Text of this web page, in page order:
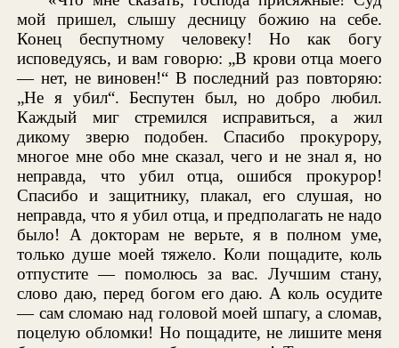
мой пришел, слышу десницу божию на себе.
Конец беспутному человеку! Но как богу
исповедуясь, и вам говорю: „В крови отца моего
— нет, не виновен!“ В последний раз повторяю:
„Не я убил“. Беспутен был, но добро любил.
Каждый миг стремился исправиться, а жил
дикому зверю подобен. Спасибо прокурору,
многое мне обо мне сказал, чего и не знал я, но
неправда, что убил отца, ошибся прокурор!
Спасибо и защитнику, плакал, его слушая, но
неправда, что я убил отца, и предполагать не надо
было! А докторам не верьте, я в полном уме,
только душе моей тяжело. Коли пощадите, коль
отпустите — помолюсь за вас. Лучшим стану,
слово даю, перед богом его даю. А коль осудите
— сам сломаю над головой моей шпагу, а сломав,
поцелую обломки! Но пощадите, не лишите меня